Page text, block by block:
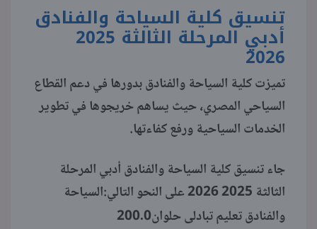
تنسيق كلية السياحة والفنادق
أدبي المرحلة الثالثة 2025
2026
تميزت كلية السياحة والفنادق بدورها في دعم القطاع
السياحي المصري، حيث يساهم خريجوها في تطوير
الخدمات السياحية ورفع كفاءتها.
جاء تنسيق كلية السياحة والفنادق أدبي المرحلة
الثالثة 2025 2026 على النحو التالي:السياحة
والفنادق تعليم تبادلى حلوان200.0